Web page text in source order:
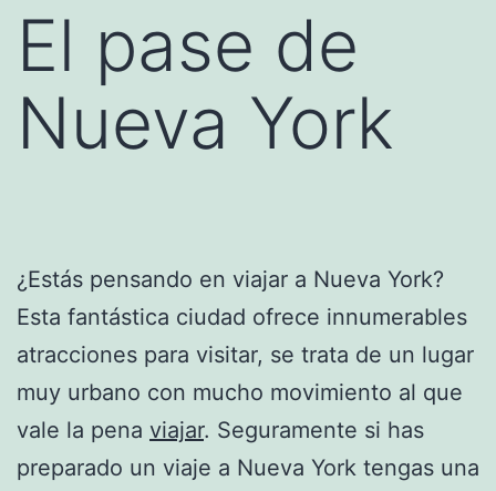
El pase de
Nueva York
¿Estás pensando en viajar a Nueva York?
Esta fantástica ciudad ofrece innumerables
atracciones para visitar, se trata de un lugar
muy urbano con mucho movimiento al que
vale la pena viajar. Seguramente si has
preparado un viaje a Nueva York tengas una